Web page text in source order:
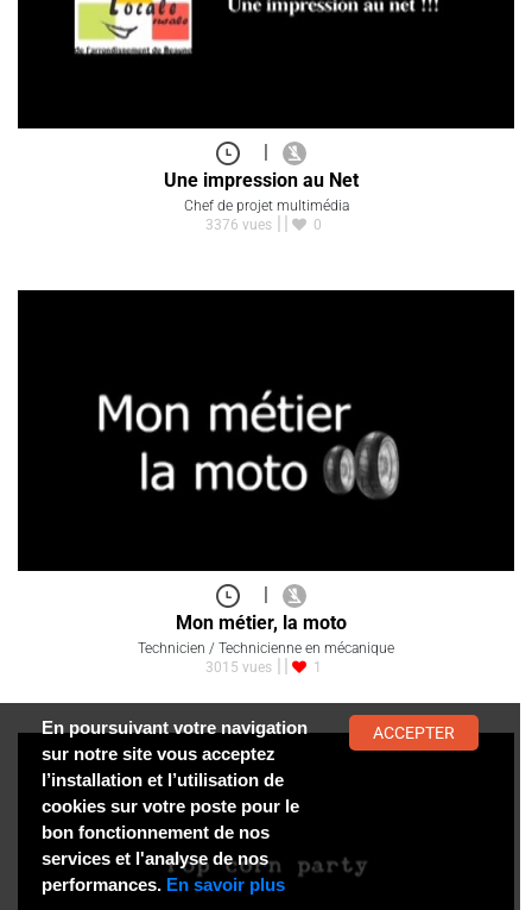
Une impression au Net
Chef de projet multimédia
3376 vues
0
|
Mon métier, la moto
Technicien / Technicienne en mécanique
3015 vues
1
En poursuivant votre navigation
sur notre site vous acceptez
l’installation et l’utilisation de
cookies sur votre poste pour le
bon fonctionnement de nos
services et l'analyse de nos
performances. En savoir plus
ACCEPTER